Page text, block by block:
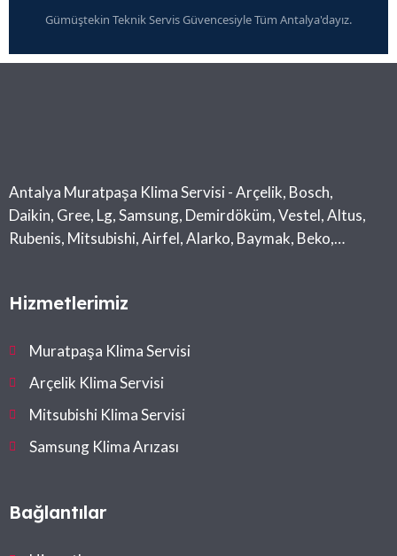
Gümüştekin Teknik Servis Güvencesiyle Tüm Antalya'dayız.
Antalya Muratpaşa Klima Servisi - Arçelik, Bosch,
Daikin, Gree, Lg, Samsung, Demirdöküm, Vestel, Altus,
Rubenis, Mitsubishi, Airfel, Alarko, Baymak, Beko,
Hizmetlerimiz
Muratpaşa Klima Servisi
Arçelik Klima Servisi
Mitsubishi Klima Servisi
Samsung Klima Arızası
Bağlantılar